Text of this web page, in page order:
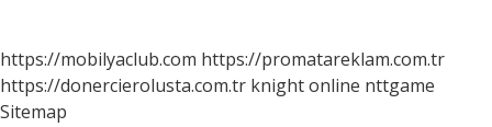
https://mobilyaclub.com https://promatareklam.com.tr
https://donercierolusta.com.tr knight online nttgame
Sitemap